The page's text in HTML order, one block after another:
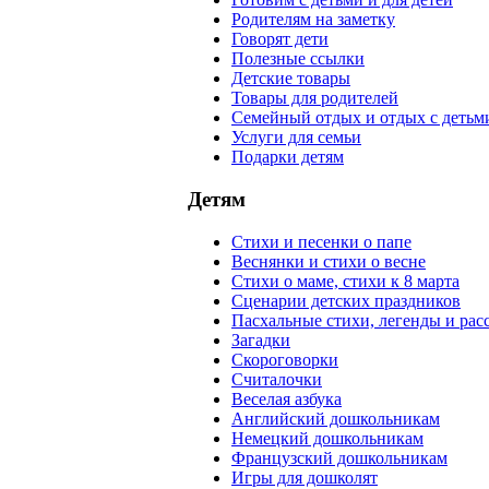
Родителям на заметку
Говорят дети
Полезные ссылки
Детские товары
Товары для родителей
Семейный отдых и отдых с
Услуги для семьи
Подарки детям
Детям
Стихи и песенки о папе
Веснянки и стихи о весне
Стихи о маме, стихи к 8 марта
Сценарии детских праздников
Пасхальные стихи, легенды и
Загадки
Скороговорки
Считалочки
Веселая азбука
Английский дошкольникам
Немецкий дошкольникам
Французский дошкольникам
Игры для дошколят